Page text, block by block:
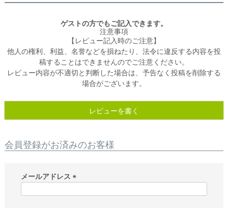
ゲストの方でもご記入できます。
注意事項
【レビュー記入時のご注意】
他人の権利、利益、名誉などを損ねたり、法令に違反する内容を投
稿することはできませんのでご注意ください。
レビュー内容が不適切と判断した場合は、予告なく投稿を削除する
場合がございます。
レビューを書く
会員登録がお済みのお客様
メールアドレス